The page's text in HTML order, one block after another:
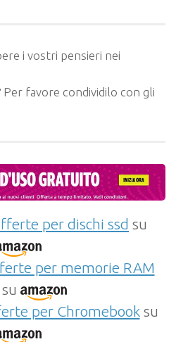
i vostri pensieri nei
Per favore condividilo con gli
per dischi ssd su
per memorie RAM
su
per Chromebooksu